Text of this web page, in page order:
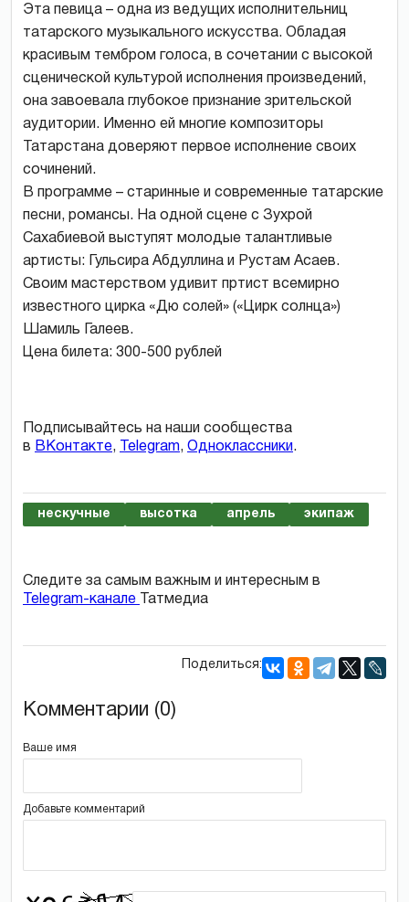
Эта певица – одна из ведущих исполнительниц
татарского музыкального искусства. Обладая
красивым тембром голоса, в сочетании с высокой
сценической культурой исполнения произведений,
она завоевала глубокое признание зрительской
аудитории. Именно ей многие композиторы
Татарстана доверяют первое исполнение своих
сочинений.
В программе – старинные и современные татарские
песни, романсы. На одной сцене с Зухрой
Сахабиевой выступят молодые талантливые
артисты: Гульсира Абдуллина и Рустам Асаев.
Своим мастерством удивит пртист всемирно
известного цирка «Дю солей» («Цирк солнца»)
Шамиль Галеев.
Цена билета: 300-500 рублей
Подписывайтесь на наши сообщества
в ВКонтакте, Telegram, Одноклассники .
нескучные высотка апрель экипаж
Следите за самым важным и интересным в
Telegram-канале
Татмедиа
Поделиться:
Комментарии (0)
Ваше имя
Добавьте комментарий